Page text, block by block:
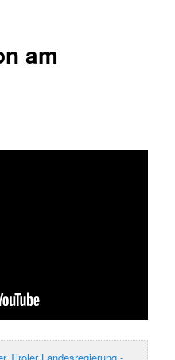
am
Tiroler Landesregierung -